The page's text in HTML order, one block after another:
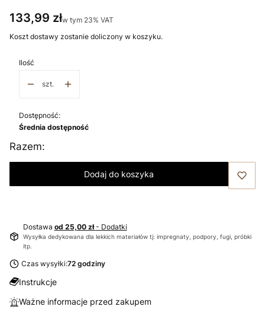
Cena
133,99 złw tym 23% VAT
w tym 23% VAT
Koszt dostawy zostanie doliczony w koszyku.
Ilość
szt.
Dostępność:
Średnia dostępność
Razem:
Dodaj do koszyka
Dostawa od 25,00 zł- Dodatki
Wysyłka dedykowana dla lekkich materiałów tj: impregnaty, podpory, fugi, próbki
itp.
Czas wysyłki:72 godziny
Instrukcje
Ważne informacje przed zakupem